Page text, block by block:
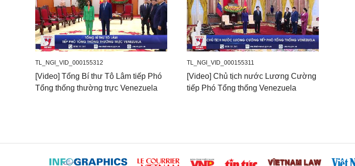
TL_NGI_VID_000155312
[Video] Tổng Bí thư Tô Lâm tiếp Phó
Tổng thống thường trực Venezuela
TL_NGI_VID_000155311
[Video] Chủ tịch nước Lương Cường
tiếp Phó Tổng thống Venezuela